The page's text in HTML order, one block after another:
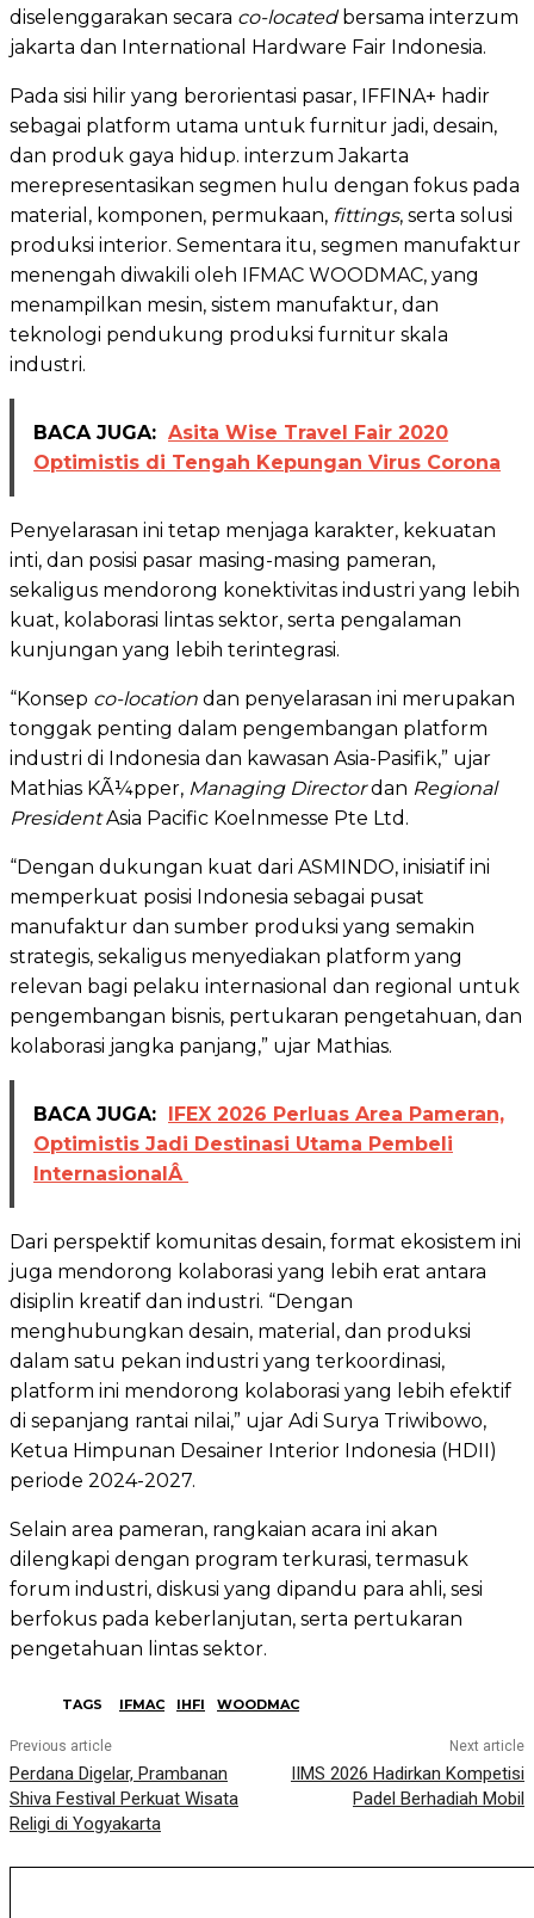
diselenggarakan secara co-locatedbersama interzum
jakarta dan International Hardware Fair Indonesia.
Pada sisi hilir yang berorientasi pasar, IFFINA+ hadir
sebagai platform utama untuk furnitur jadi, desain,
dan produk gaya hidup. interzum Jakarta
merepresentasikan segmen hulu dengan fokus pada
material, komponen, permukaan, fittings, serta solusi
produksi interior. Sementara itu, segmen manufaktur
menengah diwakili oleh IFMAC WOODMAC, yang
menampilkan mesin, sistem manufaktur, dan
teknologi pendukung produksi furnitur skala
industri.
BACA JUGA: Asita Wise Travel Fair 2020
Optimistis di Tengah Kepungan Virus Corona
Penyelarasan ini tetap menjaga karakter, kekuatan
inti, dan posisi pasar masing-masing pameran,
sekaligus mendorong konektivitas industri yang lebih
kuat, kolaborasi lintas sektor, serta pengalaman
kunjungan yang lebih terintegrasi.
“Konsep co-location dan penyelarasan ini merupakan
tonggak penting dalam pengembangan platform
industri di Indonesia dan kawasan Asia-Pasifik,” ujar
Mathias KÃ¼pper, Managing Directordan Regional
PresidentAsia Pacific Koelnmesse Pte Ltd.
“Dengan dukungan kuat dari ASMINDO, inisiatif ini
memperkuat posisi Indonesia sebagai pusat
manufaktur dan sumber produksi yang semakin
strategis, sekaligus menyediakan platform yang
relevan bagi pelaku internasional dan regional untuk
pengembangan bisnis, pertukaran pengetahuan, dan
kolaborasi jangka panjang,” ujar Mathias.
BACA JUGA: IFEX 2026 Perluas Area Pameran,
Optimistis Jadi Destinasi Utama Pembeli
InternasionalÂ
Dari perspektif komunitas desain, format ekosistem ini
juga mendorong kolaborasi yang lebih erat antara
disiplin kreatif dan industri. “Dengan
menghubungkan desain, material, dan produksi
dalam satu pekan industri yang terkoordinasi,
platform ini mendorong kolaborasi yang lebih efektif
di sepanjang rantai nilai,” ujar Adi Surya Triwibowo,
Ketua Himpunan Desainer Interior Indonesia (HDII)
periode 2024-2027.
Selain area pameran, rangkaian acara ini akan
dilengkapi dengan program terkurasi, termasuk
forum industri, diskusi yang dipandu para ahli, sesi
berfokus pada keberlanjutan, serta pertukaran
pengetahuan lintas sektor.
TAGS IFMAC IHFI WOODMAC
Previous article
Perdana Digelar, Prambanan
Shiva Festival Perkuat Wisata
Religi di Yogyakarta
Next article
IIMS 2026 Hadirkan Kompetisi
Padel Berhadiah Mobil